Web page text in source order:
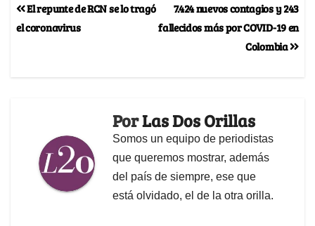
7.424 nuevos contagios y 243
fallecidos más por COVID-19 en
Colombia
El repunte de RCN se lo tragó
el coronavirus
PorLas Dos Orillas
Somos un equipo de periodistas
que queremos mostrar, además
del país de siempre, ese que
está olvidado, el de la otra orilla.